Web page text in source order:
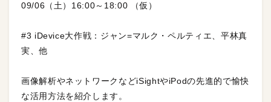
09/06（土）16:00～18:00 （仮）
#3 iDevice大作戦：ジャン=マルク・ペルティエ、平林真
実、他
画像解析やネットワークなどiSightやiPodの先進的で愉快
な活用方法を紹介します。